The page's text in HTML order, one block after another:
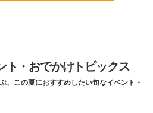
ト・おでかけトピックス
、この夏におすすめしたい旬なイベント・